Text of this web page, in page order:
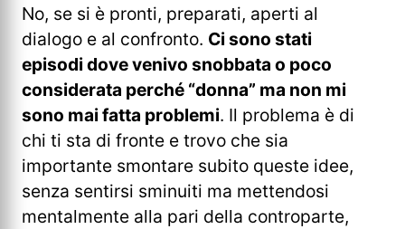
No, se si è pronti, preparati, aperti al
dialogo e al confronto. Ci sono stati
episodi dove venivo snobbata o poco
considerata perché “donna” ma non mi
sono mai fatta problemi. Il problema è di
chi ti sta di fronte e trovo che sia
importante smontare subito queste idee,
senza sentirsi sminuiti ma mettendosi
mentalmente alla pari della controparte,